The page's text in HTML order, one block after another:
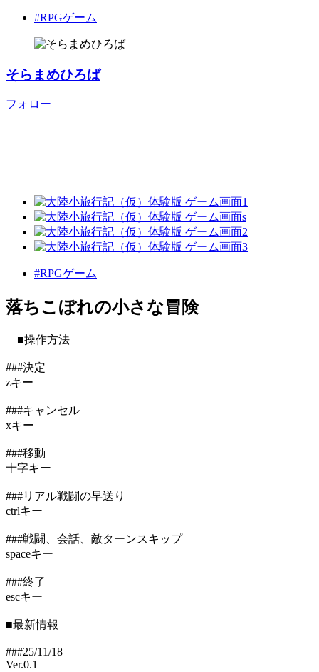
#RPGゲーム
そらまめひろば
フォロー
#RPGゲーム
落ちこぼれの小さな冒険
■操作方法
###決定
zキー
###キャンセル
xキー
###移動
十字キー
###リアル戦闘の早送り
ctrlキー
###戦闘、会話、敵ターンスキップ
spaceキー
###終了
escキー
■最新情報
###25/11/18
Ver.0.1